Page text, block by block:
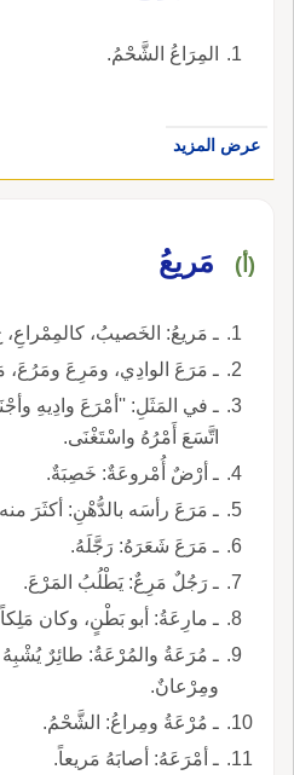
المِرَاعُ الشَّحْمُ.
عرض المزيد
(أ) مَريعُ
ـ مَريعُ: الخَصيبُ، كالمِمْراعِ، ج: أمْرُعٌ وأمْراعٌ.
ـ مَرَعَ الوادِي، ومَرِعَ ومَرُعَ، مَراعَةً: أكْلأَ، كأَمْرَعَ.
ـ في المَثَلِ: ''أمْرَعَ وادِيهِ
اتَّسَعَ أَمْرُهُ واسْتَغْنَى.
ـ أرْضٌ أُمْروعَةٌ: خَصِبَةٌ.
ـ مَرَعَ رأسَه بالدُّهْنِ: أكثَرَ منه، كأَمْرَعَهُ.
ـ مَرَعَ شَعَرَهُ: رَجَّلَهُ.
ـ رَجُلٌ مَرِعٌ: يَطْلُبُ المَرْعَ.
ـ مارِعَةُ: أبو بَطْنٍ، وكان
ومِرْعانٌ.
ـ مُرْعَةُ ومِراعُ: الشَّحْمُ.
ـ أمْرَعَهُ: أصابَهُ مَريعاً.